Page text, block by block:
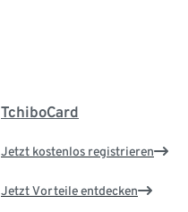
TchiboCard
Jetzt kostenlos registrieren
Jetzt Vorteile entdecken